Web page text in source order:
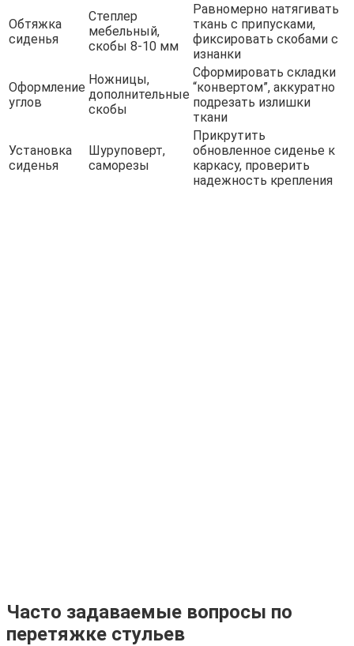
Обтяжка
сиденья
Степлер
мебельный,
скобы 8-10 мм
Равномерно натягивать
ткань с припусками,
фиксировать скобами с
изнанки
Оформление
углов
Ножницы,
дополнительные
скобы
Сформировать складки
“конвертом”, аккуратно
подрезать излишки
ткани
Установка
сиденья
Шуруповерт,
саморезы
Прикрутить
обновленное сиденье к
каркасу, проверить
надежность крепления
Часто задаваемые вопросы по
перетяжке стульев